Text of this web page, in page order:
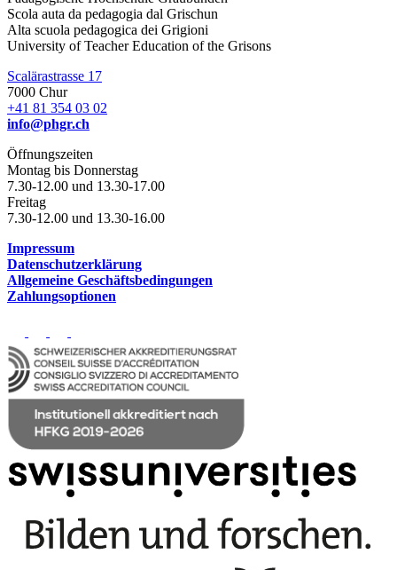
Scola auta da pedagogia dal Grischun
Alta scuola pedagogica dei Grigioni
University of Teacher Education of the Grisons
Scalärastrasse 17
7000 Chur
+41 81 354 03 02
info@phgr.ch
Öffnungszeiten
Montag bis Donnerstag
7.30-12.00 und 13.30-17.00
Freitag
7.30-12.00 und 13.30-16.00
Impressum
Datenschutzerklärung
Allgemeine Geschäftsbedingungen
Zahlungsoptionen